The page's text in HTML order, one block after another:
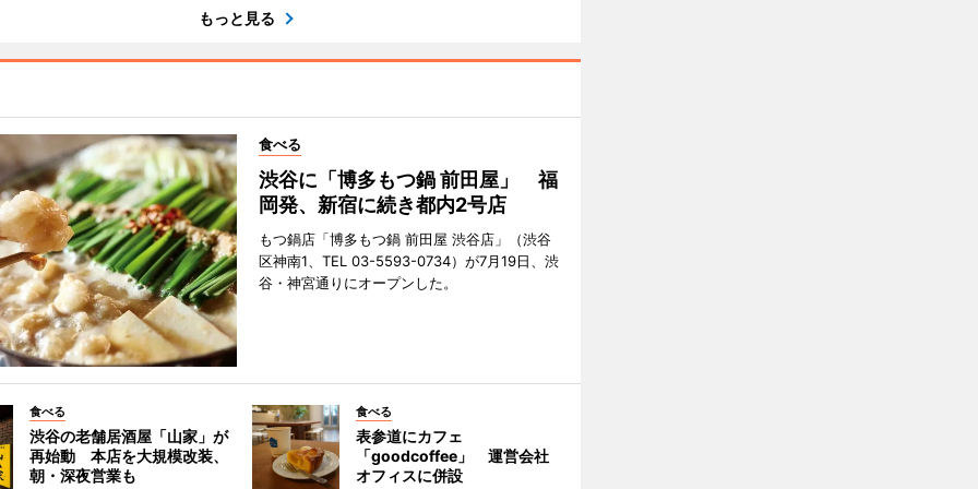
もっと見る
食べる
渋谷に「博多もつ鍋 前田屋」 福
岡発、新宿に続き都内2号店
もつ鍋店「博多もつ鍋 前田屋 渋谷店」（渋谷
区神南1、TEL 03-5593-0734）が7月19日、渋
谷・神宮通りにオープンした。
食べる
渋谷の老舗居酒屋「山家」が
再始動 本店を大規模改装、
朝・深夜営業も
食べる
表参道にカフェ
「goodcoffee」 運営会社
オフィスに併設